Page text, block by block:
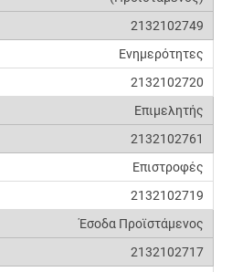
2132102749
Ενημερότητες
2132102720
Επιμελητής
2132102761
Επιστροφές
2132102719
Έσοδα Προϊστάμενος
2132102717